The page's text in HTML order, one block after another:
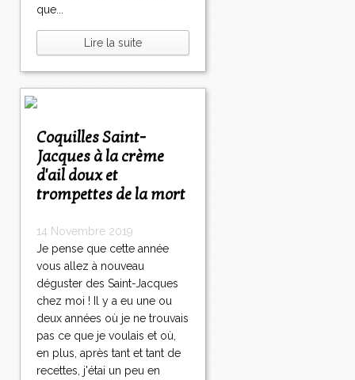
que...
Lire la suite
Coquilles Saint-
Jacques à la crème
d'ail doux et
trompettes de la mort
14 Novembre 2019
Je pense que cette année
vous allez à nouveau
déguster des Saint-Jacques
chez moi ! Il y a eu une ou
deux années où je ne trouvais
pas ce que je voulais et où,
en plus, après tant et tant de
recettes, j'étai un peu en